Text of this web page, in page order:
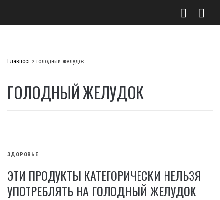
Главпост > голодный желудок
ГОЛОДНЫЙ ЖЕЛУДОК
ЗДОРОВЬЕ
ЭТИ ПРОДУКТЫ КАТЕГОРИЧЕСКИ НЕЛЬЗЯ
УПОТРЕБЛЯТЬ НА ГОЛОДНЫЙ ЖЕЛУДОК